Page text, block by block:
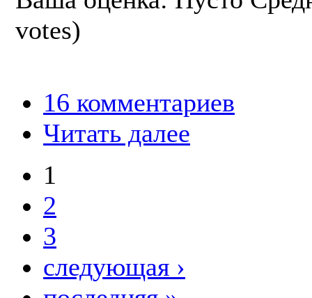
votes)
16 комментариев
Читать далее
1
2
3
следующая ›